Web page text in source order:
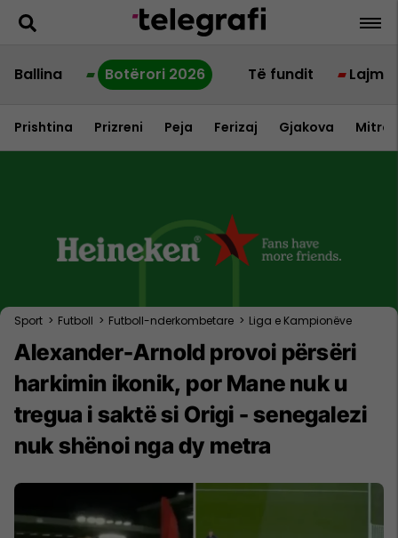
Ballina Botërori 2026 Të fundit Lajme
Prishtina Prizreni Peja Ferizaj Gjakova
Sport > Futboll > Futboll-nderkombetare > Liga e Kampionëve
Alexander-Arnold provoi përsëri
harkimin ikonik, por Mane nuk u
tregua i saktë si Origi - senegalezi
nuk shënoi nga dy metra